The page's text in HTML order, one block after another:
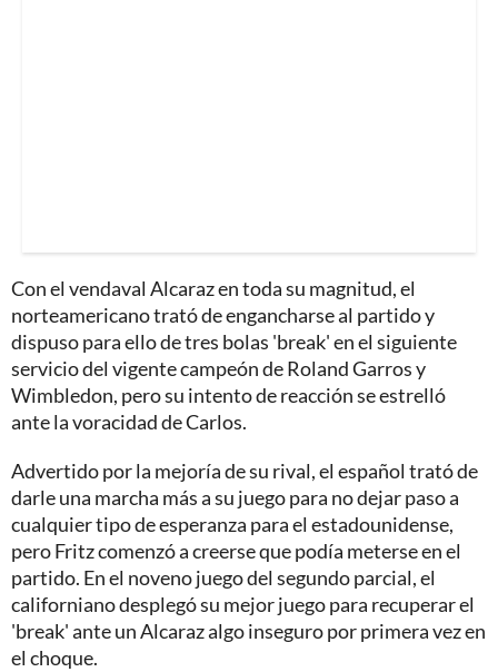
Con el vendaval Alcaraz en toda su magnitud, el
norteamericano trató de engancharse al partido y
dispuso para ello de tres bolas 'break' en el siguiente
servicio del vigente campeón de Roland Garros y
Wimbledon, pero su intento de reacción se estrelló
ante la voracidad de Carlos.
Advertido por la mejoría de su rival, el español trató de
darle una marcha más a su juego para no dejar paso a
cualquier tipo de esperanza para el estadounidense,
pero Fritz comenzó a creerse que podía meterse en el
partido. En el noveno juego del segundo parcial, el
californiano desplegó su mejor juego para recuperar el
'break' ante un Alcaraz algo inseguro por primera vez en
el choque.